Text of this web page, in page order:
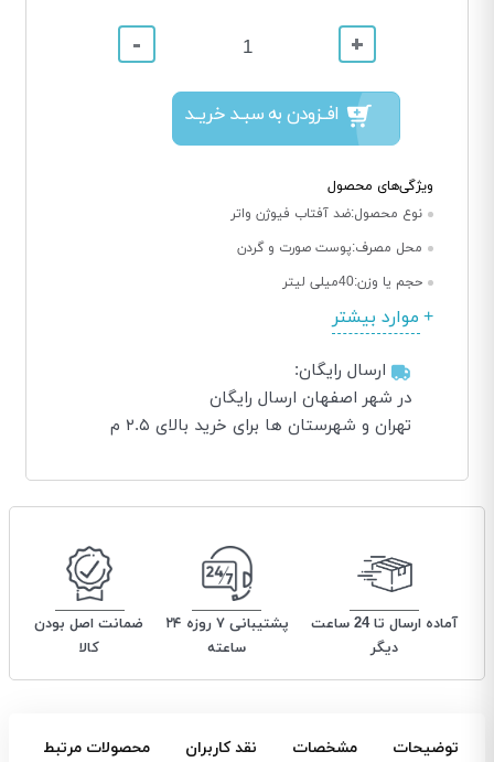
+
-
افــزودن به سبــد خریــد
ویژگی‌های محصول
نوع محصول:ضد آفتاب فیوژن واتر
محل مصرف:پوست صورت و گردن
حجم یا وزن:40میلی لیتر
موارد بیشتر
ارسال رایگان:
در شهر اصفهان ارسال رایگان
تهران و شهرستان ها برای خرید بالای ۲.۵ م
آماده ارسال تا 24 ساعت
دیگر
پشتیبانی ۷ روزه ۲۴
ساعته
ضمانت اصل بودن
کالا
توضیحات مشخصات نقد کاربران محصولات مرتبط